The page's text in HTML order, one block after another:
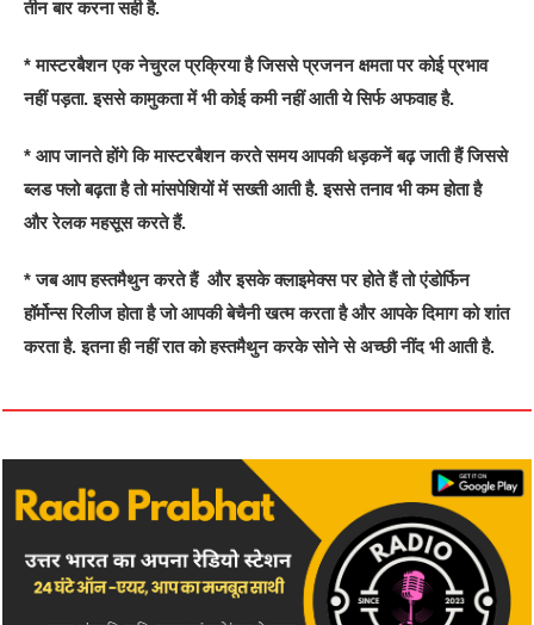
तीन बार करना सही है.
* मास्टरबैशन एक नेचुरल प्रक्रिया है जिससे प्रजनन क्षमता पर कोई प्रभाव
नहीं पड़ता. इससे कामुकता में भी कोई कमी नहीं आती ये सिर्फ अफवाह है.
* आप जानते होंगे कि मास्टरबैशन करते समय आपकी धड़कनें बढ़ जाती हैं जिससे
ब्लड फ्लो बढ़ता है तो मांसपेशियों में सख्ती आती है. इससे तनाव भी कम होता है
और रेलक महसूस करते हैं.
* जब आप हस्तमैथुन करते हैं और इसके क्लाइमेक्स पर होते हैं तो एंडोर्फिन
हॉर्मोन्स रिलीज होता है जो आपकी बेचैनी खत्म करता है और आपके दिमाग को शांत
करता है. इतना ही नहीं रात को हस्तमैथुन करके सोने से अच्छी नींद भी आती है.